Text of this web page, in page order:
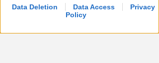
Data Deletion Data Access
Privacy
Policy